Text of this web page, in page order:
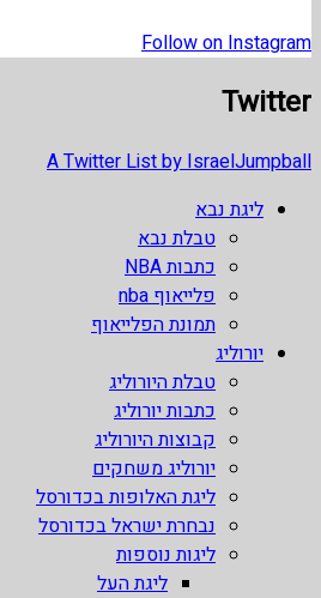
Follow on Instagram
Twitter
A Twitter List by IsraelJumpball
ליגת נבא
טבלת נבא
כתבות NBA
פלייאוף nba
תמונת הפלייאוף
יורוליג
טבלת היורוליג
כתבות יורוליג
קבוצות היורוליג
יורוליג משחקים
ליגת האלופות בכדורסל
נבחרת ישראל בכדורסל
ליגות נוספות
ליגת העל